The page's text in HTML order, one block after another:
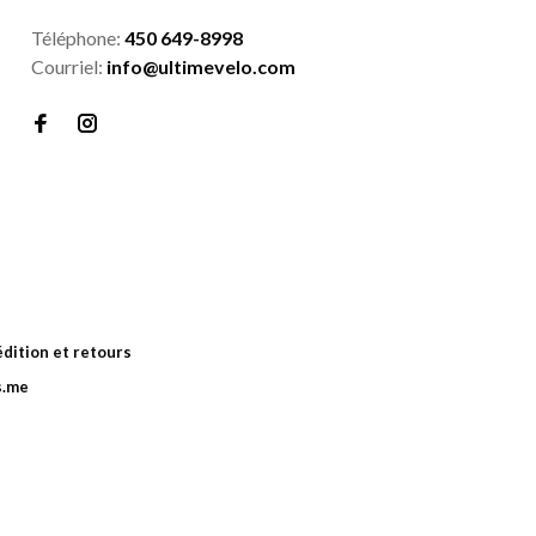
Téléphone: 450 649-8998
Courriel: info@ultimevelo.com
et retours